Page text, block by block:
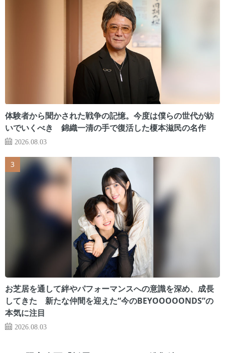
体験者から聞かされた戦争の記憶。今度は僕らの世代が紡
いでいくべき 錦織一清の手で復活した榎本滋民の名作
2026.08.03
お芝居を通して絆やパフォーマンスへの意識を深め、成長
してきた 新たな仲間を迎えた“今のBEYOOOOONDS”の
本気に注目
2026.08.03